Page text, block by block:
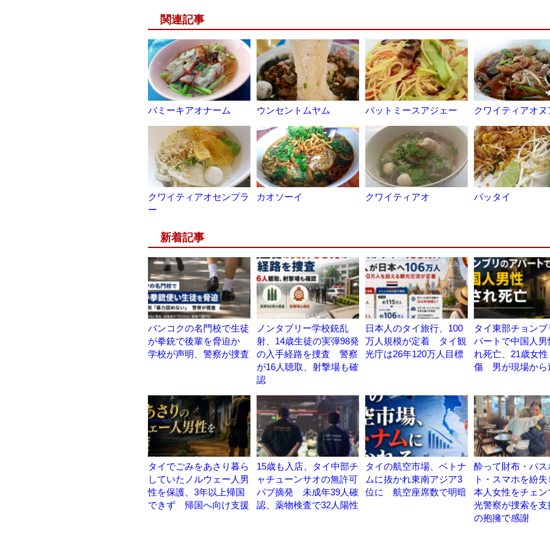
関連記事
バミーキアオナーム ウンセントムヤム パットミースアジェー クワイティアオヌ
クワイティアオセンプラ
ー
カオソーイ クワイティアオ パッタイ
新着記事
バンコクの名門校で生徒
が拳銃で後輩を脅迫か
学校が声明、警察が捜査
ノンタブリー学校銃乱
射、14歳生徒の実弾98発
の入手経路を捜査 警察
が16人聴取、射撃場も確
認
日本人のタイ旅行、100
万人規模が定着 タイ観
光庁は26年120万人目標
タイ東部チョン
パートで中国人男
れ死亡、21歳女
傷 男が現場から
タイでごみをあさり暮ら
していたノルウェー人男
性を保護、3年以上帰国
できず 帰国へ向け支援
15歳も入店、タイ中部チ
ャチューンサオの無許可
パブ摘発 未成年39人確
認、薬物検査で32人陽性
タイの航空市場、ベトナ
ムに抜かれ東南アジア3
位に 航空座席数で明暗
酔って財布・パス
ト・スマホを紛
本人女性をチェン
光警察が捜索を支
の抱擁で感謝